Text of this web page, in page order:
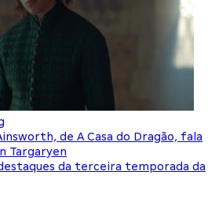
de A Casa do Dragão, fala
Targaryen
da terceira temporada da